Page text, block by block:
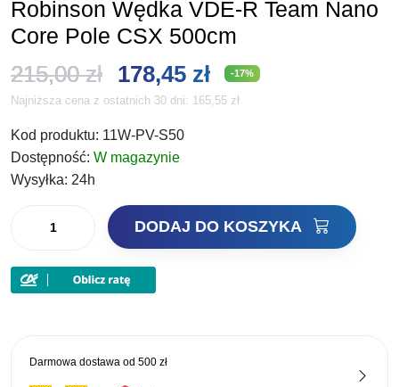
Robinson Wędka VDE-R Team Nano
Core Pole CSX 500cm
215,00zł Pierwotna
cena
wynosiła:
178,45 złAktualna
cena
-17%
Najniższa cena z ostatnich 30 dni: 165,55 zł
Kod produktu: 11W-PV-S50
Dostępność: W magazynie
Wysyłka: 24h
Robinson
VDE-
Core
DODAJ DO KOSZYKA
Darmowa dostawa od 500 zł